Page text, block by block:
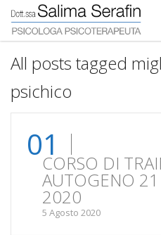
All posts tagged
psichico
01CORSO DI
AUTOGENO 21
2020
5 Agosto 2020